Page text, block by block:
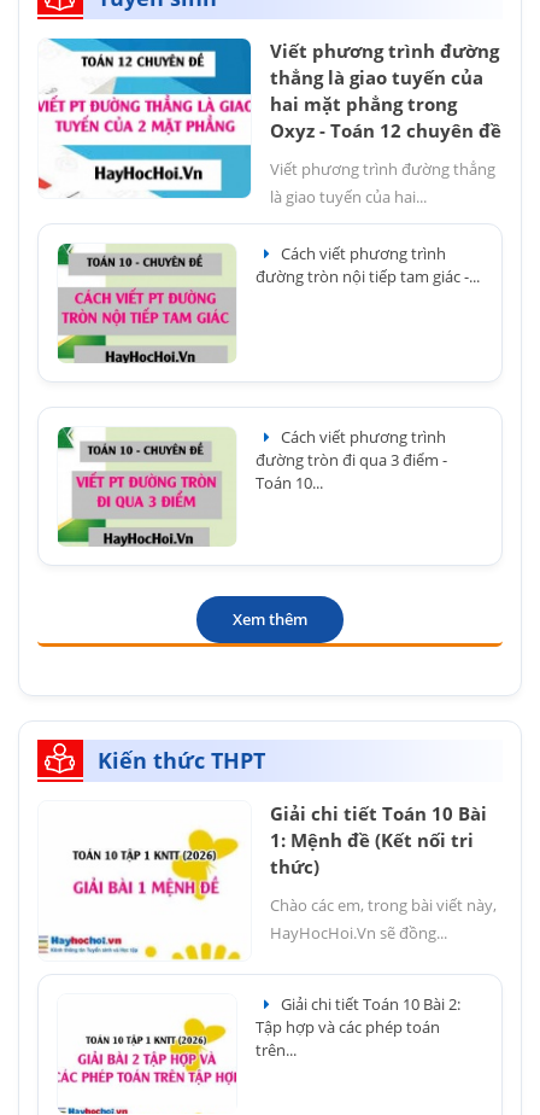
Viết phương trình đường
thẳng là giao tuyến của
hai mặt phẳng trong
Oxyz - Toán 12 chuyên đề
Viết phương trình đường thẳng
là giao tuyến của hai...
Cách viết phương trình
đường tròn nội tiếp tam giác -...
Cách viết phương trình
đường tròn đi qua 3 điểm -
Toán 10...
Xem thêm
Kiến thức THPT
Giải chi tiết Toán 10 Bài
1: Mệnh đề (Kết nối tri
thức)
Chào các em, trong bài viết này,
HayHocHoi.Vn sẽ đồng...
Giải chi tiết Toán 10 Bài 2:
Tập hợp và các phép toán
trên...